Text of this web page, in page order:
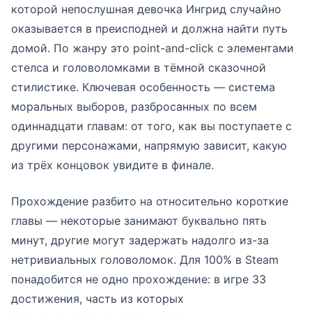
которой непослушная девочка Ингрид случайно
оказывается в преисподней и должна найти путь
домой. По жанру это point-and-click с элементами
стелса и головоломками в тёмной сказочной
стилистике. Ключевая особенность — система
моральных выборов, разбросанных по всем
одиннадцати главам: от того, как вы поступаете с
другими персонажами, напрямую зависит, какую
из трёх концовок увидите в финале.
Прохождение разбито на относительно короткие
главы — некоторые занимают буквально пять
минут, другие могут задержать надолго из-за
нетривиальных головоломок. Для 100% в Steam
понадобится не одно прохождение: в игре 33
достижения, часть из которых